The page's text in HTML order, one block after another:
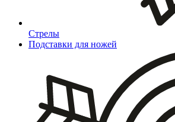
Стрелы
Подставки для ножей